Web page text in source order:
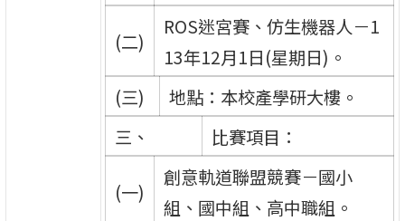
(二)
ROS迷宮賽、仿生機器人－1
13年12月1日(星期日)。
(三)
地點：本校產學研大樓。
三、
比賽項目：
(一)
創意軌道聯盟競賽－國小
組、國中組、高中職組。